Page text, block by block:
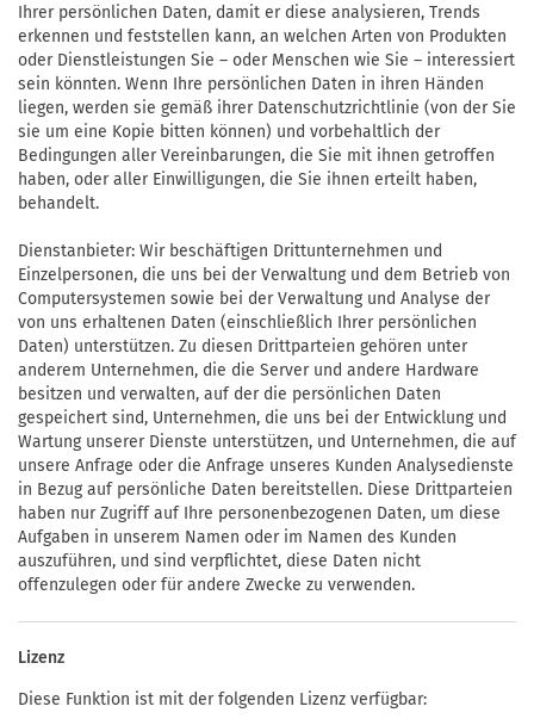
Ihrer persönlichen Daten, damit er diese analysieren, Trends
erkennen und feststellen kann, an welchen Arten von Produkten
oder Dienstleistungen Sie – oder Menschen wie Sie – interessiert
sein könnten. Wenn Ihre persönlichen Daten in ihren Händen
liegen, werden sie gemäß ihrer Datenschutzrichtlinie (von der Sie
sie um eine Kopie bitten können) und vorbehaltlich der
Bedingungen aller Vereinbarungen, die Sie mit ihnen getroffen
haben, oder aller Einwilligungen, die Sie ihnen erteilt haben,
behandelt.
Dienstanbieter: Wir beschäftigen Drittunternehmen und
Einzelpersonen, die uns bei der Verwaltung und dem Betrieb von
Computersystemen sowie bei der Verwaltung und Analyse der
von uns erhaltenen Daten (einschließlich Ihrer persönlichen
Daten) unterstützen. Zu diesen Drittparteien gehören unter
anderem Unternehmen, die die Server und andere Hardware
besitzen und verwalten, auf der die persönlichen Daten
gespeichert sind, Unternehmen, die uns bei der Entwicklung und
Wartung unserer Dienste unterstützen, und Unternehmen, die auf
unsere Anfrage oder die Anfrage unseres Kunden Analysedienste
in Bezug auf persönliche Daten bereitstellen. Diese Drittparteien
haben nur Zugriff auf Ihre personenbezogenen Daten, um diese
Aufgaben in unserem Namen oder im Namen des Kunden
auszuführen, und sind verpflichtet, diese Daten nicht
offenzulegen oder für andere Zwecke zu verwenden.
Lizenz
Diese Funktion ist mit der folgenden Lizenz verfügbar: